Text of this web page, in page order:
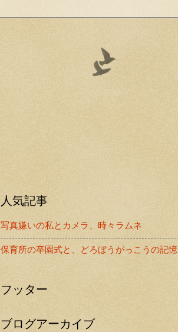
人気記事
写真嫌いの私とカメラ、時々ラムネ
保育所の卒園式と、どろぼうがっこうの記憶
フッター
ブログアーカイブ